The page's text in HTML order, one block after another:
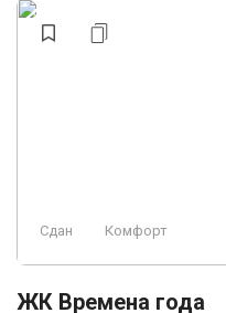
Сдан Комфорт
ЖК Времена года